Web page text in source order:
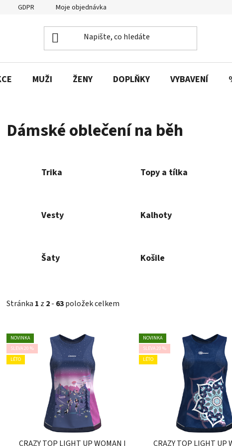
GDPR Moje objednávka
MUŽI ŽENY DOPLŇKY VYBAVENÍ
Dámské oblečení na běh
Trika Topy a tílka
Vesty Kalhoty
Šaty Košile
Stránka 1 z 2- 63položek celkem
V
ý
p
NOVINKA
SLEVA 20 %
LÉTO
CRAZY TOP LIGHT UP WOMAN I
NOVINKA
SLEVA 20 %
LÉTO
CRAZY TOP LIGHT UP